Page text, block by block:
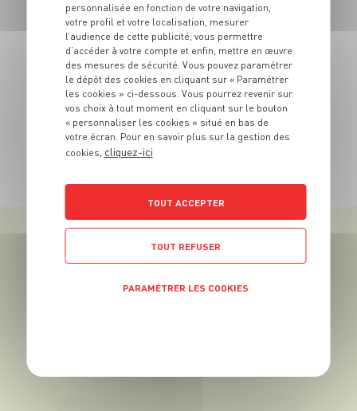
RECETTE
Crème brûlée aux
oignons et aux épices
4 pers. 15 min 20 min
VOTRE PRIMEUR
VOUS PROPOSE ÉGALEMENT
personnalisée en fonction de votre navigation,
votre profil et votre localisation, mesurer
l’audience de cette publicité, vous permettre
d’accéder à votre compte et enfin, mettre en œuvre
des mesures de sécurité. Vous pouvez paramétrer
le dépôt des cookies en cliquant sur « Paramétrer
les cookies » ci-dessous. Vous pourrez revenir sur
vos choix à tout moment en cliquant sur le bouton
« personnaliser les cookies » situé en bas de
votre écran. Pour en savoir plus sur la gestion des
cookies, cliquez-ici
TOUT ACCEPTER
TOUT REFUSER
PARAMÉTRER LES COOKIES